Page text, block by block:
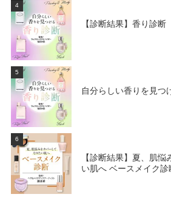
4
【診断結果】香り診断
5
自分らしい香りを見つ
6
【診断結果】夏、肌
い肌へ ベースメイク診